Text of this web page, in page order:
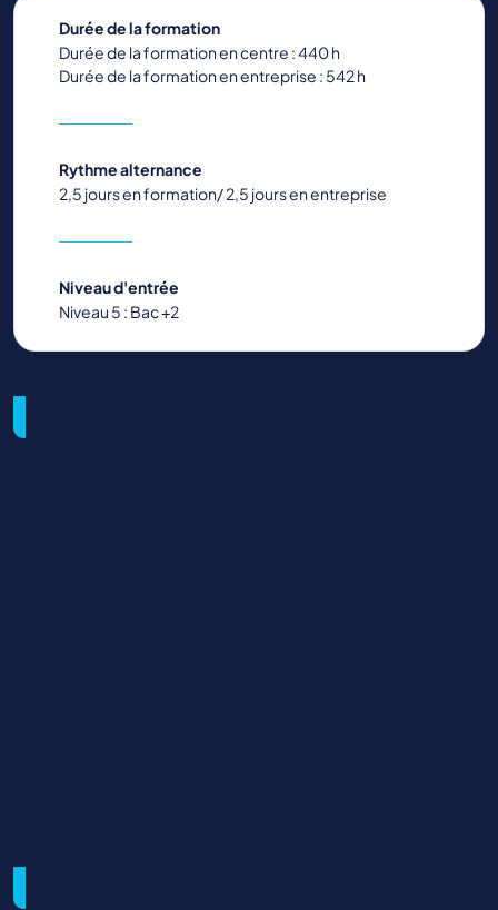
Durée de la formation
Durée de la formation en centre : 440 h
Durée de la formation en entreprise : 542 h
Rythme alternance
2,5 jours en formation/ 2,5 jours en entreprise
Niveau d'entrée
Niveau 5 : Bac +2